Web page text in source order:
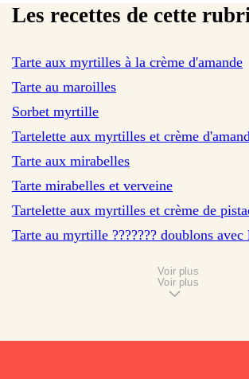
Les recettes de cette
Tarte aux myrtilles à la crème d'amande
sur 28 avis
Tarte au maroilles
sur 71 avis
Sorbet myrtille
sur 267 avis
Tartelette aux myrtilles et crème
sur 110 avis
Tarte aux mirabelles
Tarte mirabelles et verveine
Tartelette aux myrtilles et crème de
Tarte au myrtille ??????? doublons avec
Voir plus
Voir plus